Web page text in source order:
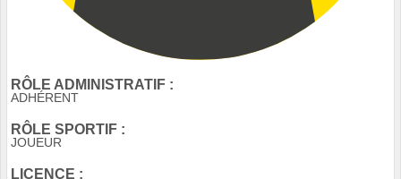
RÔLE ADMINISTRATIF :
ADHÉRENT
RÔLE SPORTIF :
JOUEUR
LICENCE :